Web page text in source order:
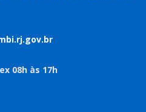
08h às 17h